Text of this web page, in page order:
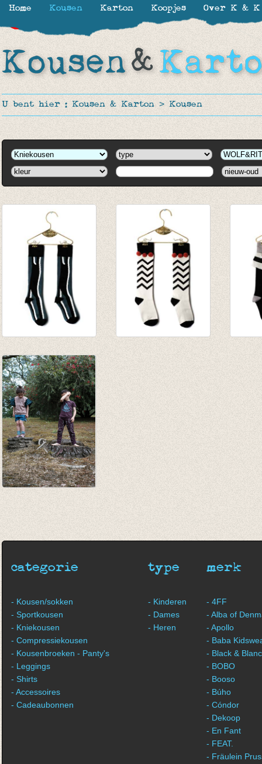
U bent hier : Kousen & Karton > Kousen
€ 17,50
€ 8,75
categorie
- Kousen/sokken
- Sportkousen
- Kniekousen
- Compressiekousen
- Kousenbroeken - Panty's
- Leggings
- Shirts
- Accessoires
- Cadeaubonnen
type
- Kinderen
- Dames
- Heren
merk
- 4FF
- Alba of
- Apollo
- Baba
- Black &
- BOBO
- Booso
- Búho
- Cóndor
- Dekoop
- En Fant
- FEAT.
- Fräulein
Home Kousen Karton Koopjes Over K & K